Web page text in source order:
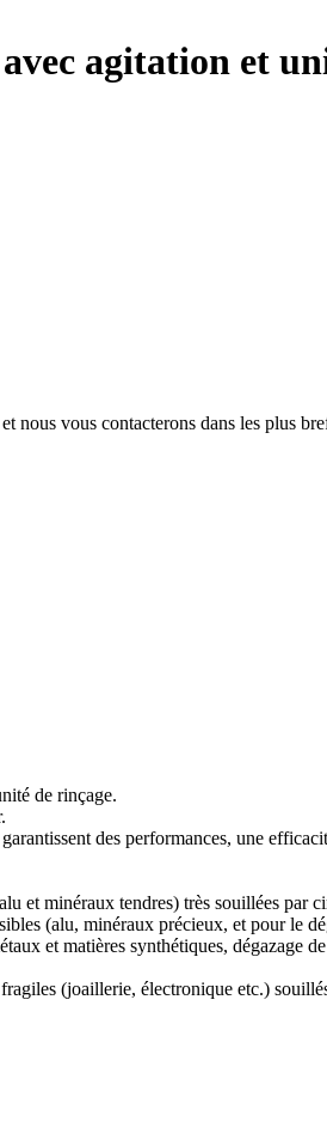
agitation et
nous vous contacterons dans les plus
de rinçage.
des performances, une
et minéraux tendres) très souillées par
(alu, minéraux précieux, et pour le
et matières synthétiques,
(joaillerie, électronique etc.)